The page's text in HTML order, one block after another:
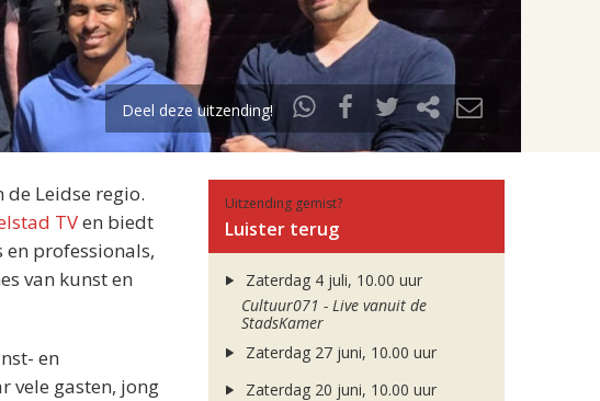
Deel deze uitzending!
Leidse regio.
TVen biedt
professionals,
van kunst en
en
vele gasten, jong
Uitzending gemist?
Luister terug
Zaterdag 4 juli, 10.00 uur
Cultuur071 - Live vanuit de
StadsKamer
Zaterdag 27 juni, 10.00 uur
Zaterdag 20 juni, 10.00 uur